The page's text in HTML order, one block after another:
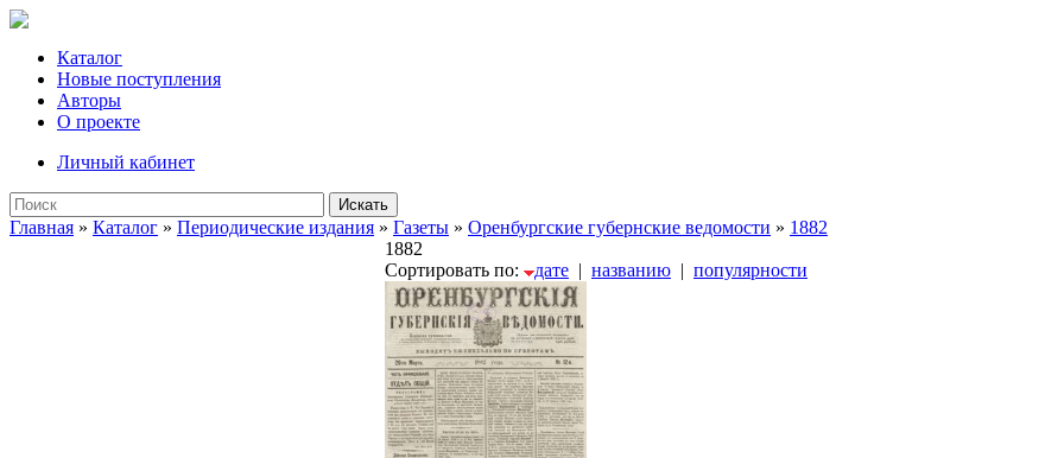
Каталог
Новые поступления
Авторы
О проекте
Личный кабинет
Искать
Главная » Каталог » Периодические издания » Газеты » Оренбургские губернские ведомости » 1882
1882
Сортировать по:
дате | названию | популярности